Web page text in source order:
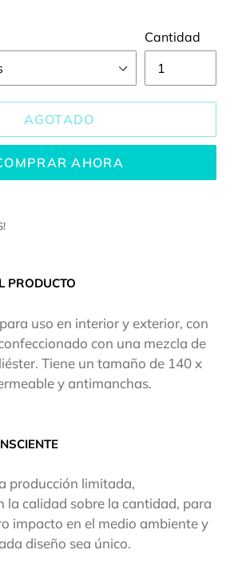
Cantidad
AGOTADO
AHORA
PRODUCTO
uso en interior y exterior, con
con una mezcla de
Tiene un tamaño de 140 x
y antimanchas.
producción limitada,
la calidad sobre la cantidad, para
impacto en el medio ambiente y
diseño sea único.